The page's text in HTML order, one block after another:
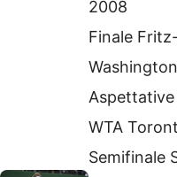
2008
Finale
WTA
Semifinale